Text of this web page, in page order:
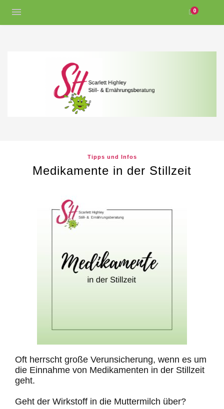
0
Tipps und Infos
Medikamente in der Stillzeit
Oft herrscht große Verunsicherung, wenn es um
die Einnahme von Medikamenten in der Stillzeit
geht.
Geht der Wirkstoff in die Muttermilch über?